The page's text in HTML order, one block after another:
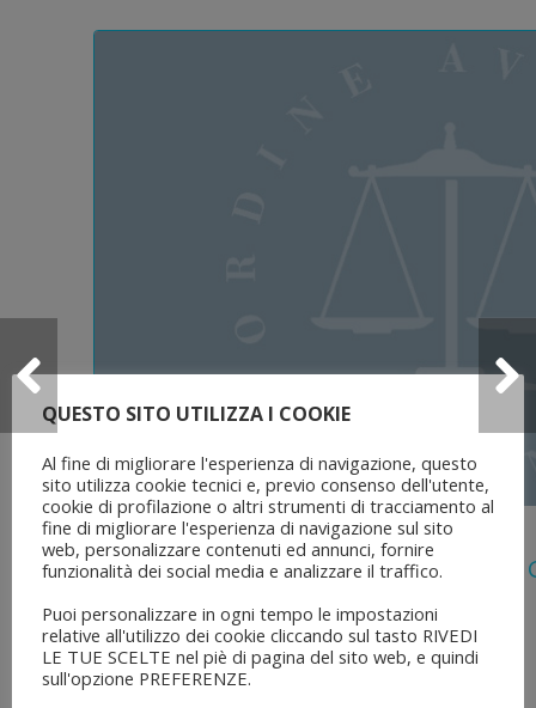
5 Agosto 2026
Legge 28 Luglio 2026 N. 137 “delega
QUESTO SITO UTILIZZA I COOKIE
Al fine di migliorare l'esperienza di navigazione, questo
sito utilizza cookie tecnici e, previo consenso dell'utente,
cookie di profilazione o altri strumenti di tracciamento al
fine di migliorare l'esperienza di navigazione sul sito
web, personalizzare contenuti ed annunci, fornire
funzionalità dei social media e analizzare il traffico.
Puoi personalizzare in ogni tempo le impostazioni
relative all'utilizzo dei cookie cliccando sul tasto RIVEDI
LE TUE SCELTE nel piè di pagina del sito web, e quindi
sull'opzione PREFERENZE.